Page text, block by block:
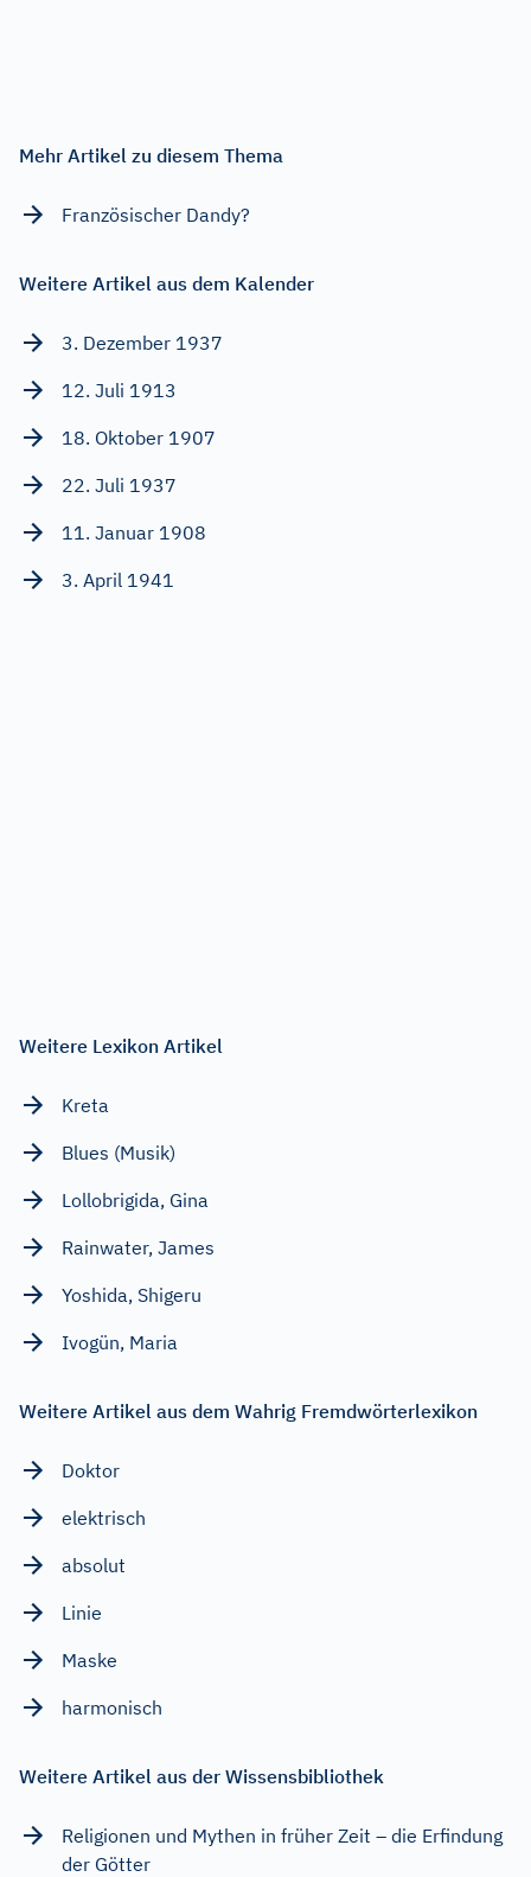
Mehr Artikel zu diesem Thema
Französischer Dandy?
Weitere Artikel aus dem Kalender
3. Dezember 1937
12. Juli 1913
18. Oktober 1907
22. Juli 1937
11. Januar 1908
3. April 1941
Weitere Lexikon Artikel
Kreta
Blues (Musik)
Lollobrigida, Gina
Rainwater, James
Yoshida, Shigeru
Ivogün, Maria
Weitere Artikel aus dem Wahrig Fremdwörterlexikon
Doktor
elektrisch
absolut
Linie
Maske
harmonisch
Weitere Artikel aus der Wissensbibliothek
Religionen und Mythen in früher Zeit – die Erfindung
der Götter